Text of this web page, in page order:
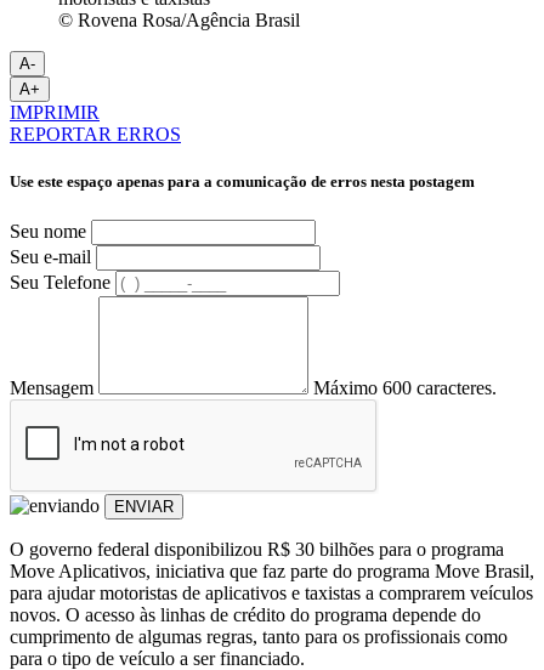
© Rovena Rosa/Agência Brasil
A-
A+
IMPRIMIR
REPORTAR ERROS
Use este espaço apenas para a comunicação de erros nesta postagem
Seu nome
Seu e-mail
Seu Telefone
Mensagem Máximo 600 caracteres.
ENVIAR
O governo federal disponibilizou R$ 30 bilhões para o programa
Move Aplicativos, iniciativa que faz parte do programa Move Brasil,
para ajudar motoristas de aplicativos e taxistas a comprarem veículos
novos. O acesso às linhas de crédito do programa depende do
cumprimento de algumas regras, tanto para os profissionais como
para o tipo de veículo a ser financiado.